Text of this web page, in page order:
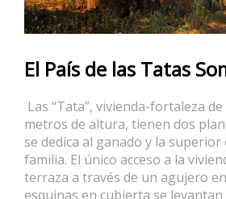
El País de las Tatas
Las “Tata”, vivienda-fortaleza
metros de altura, tienen dos
se dedica al ganado y la superior
familia. El único acceso a la
terraza a través de un agujero
esquinas en cubierta se